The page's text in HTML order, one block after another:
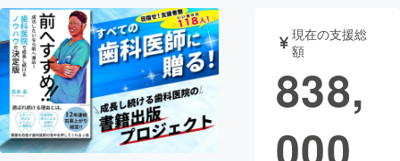
テクノロジー・ガジェット
映像・映画 書籍・雑誌
ビジネス・起業 チャレンジ
現在の支援総
額
838,